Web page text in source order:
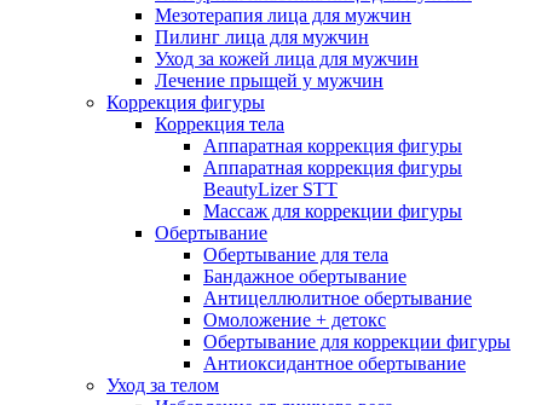
Мезотерапия лица для мужчин
Пилинг лица для мужчин
Уход за кожей лица для мужчин
Лечение прыщей у мужчин
Коррекция фигуры
Коррекция тела
Аппаратная коррекция фигуры
Аппаратная коррекция фигуры
BeautyLizer STT
Массаж для коррекции фигуры
Обертывание
Обертывание для тела
Бандажное обертывание
Антицеллюлитное обертывание
Омоложение + детокс
Обертывание для коррекции фигуры
Антиоксидантное обертывание
Уход за телом